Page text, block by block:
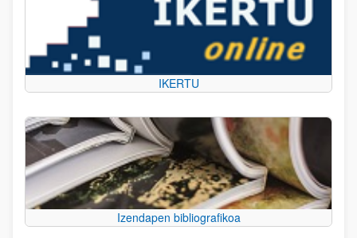
IKERTU
Izendapen bibliografikoa